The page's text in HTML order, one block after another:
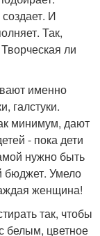
И
Так,
ли
именно
галстуки.
минимум, дают
- пока дети
нужно быть
бюджет. Умело
женщина!
так, чтобы
белым, цветное